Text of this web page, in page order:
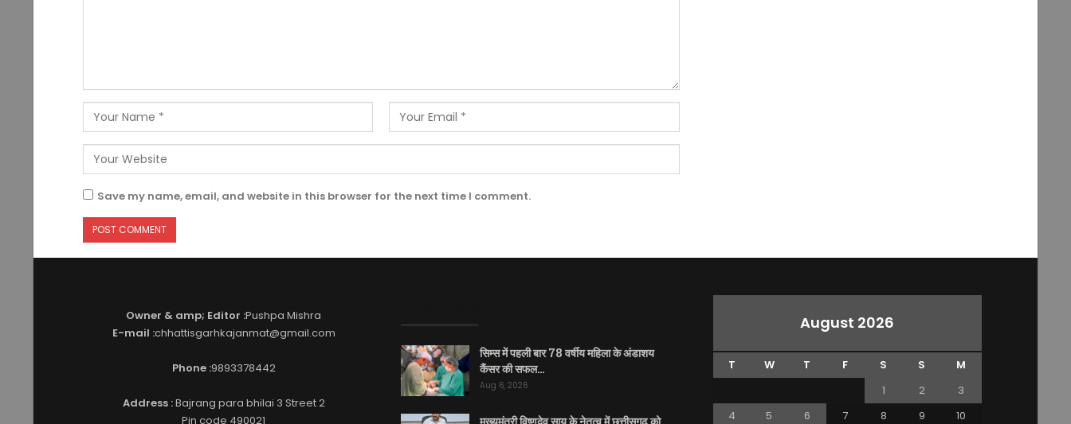
Save my name, email, and website in this browser for the next time I comment.
Owner & amp; Editor :Pushpa Mishra
E-mail :chhattisgarhkajanmat@gmail.com
Phone :9893378442
Address :Bajrang para bhilai 3 Street 2
Pin code 490021
सिम्स में पहली बार 78 वर्षीय महिला के अंडाशय
कैंसर की सफल…
Aug 6, 2026
August 2026
T W T F S S
M
1
2
3
4
5 6 7 8 9 10